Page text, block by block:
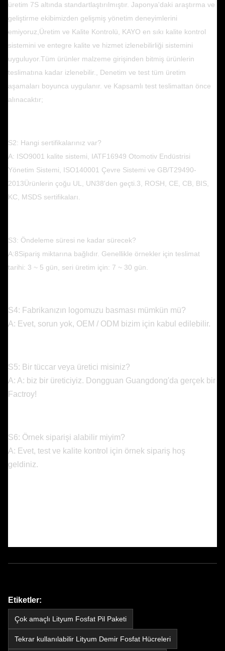
üretim 7S altında standartlaştırılmıştır. Japonya'daki araştırma ve
geliştirme ekibimizden gelişmiş yönetim deneyimlerini
emiyoruz,Üretim ve Kalite Kontrolü, KAYO en sıkı kalite kontrol
sistemini ve entegre kalite ve hizmet izlenebilirliği sistemini
uyguluyor.Tüm ürünler malzeme girişinden bitmiş ürünlerin
teslimatına kadar izlenebilir., Denetim ve test tüm üretim
aşamaları boyunca uygulanır. ve Kapsamlı test teslimattan önce
alınacaktır;
S2: Hangi sertifikalarınız var?
A: ISO9001 kalite sistemi, IATF16949 Otomotiv Endüstrisi
Yönetim Sistemi, ISO140001 Çevre Sistemi ve GB/T29490-
2013Ürünlerin çoğu UL, UN38'den geçti.3, ROSH, CE, CB, BIS,
KC, MSDS sertifikaları.
S3: Öndeleme süresi ne kadar sürecek?
A:8Sipariş miktarına bağlıdır. Genellikle örnekler için teslimat
tarihi: 3 ~ 5 gün, seri üretim için: 7 ~ 30 gün.
S4: Fabrikanızın logomuzu basması mümkün mü?
A: Evet, sorun yok, OEM / ODM bizim için kabul edilebilir.
S5: Bir tüccar veya üretici misiniz?
A: A: biz bir üreticiyiz. Dongguan Guangdong'da gerçek bir
Factroy!
S6: Örnek siparişi alabilir miyim?
A: Evet, test ve kalite kontrol için örnek sipariş hoş
geldiniz.
Etiketler:
Çok amaçlı Lityum Fosfat Pil Paketi
Tekrar kullanılabilir Lityum Demir Fosfat Hücreleri